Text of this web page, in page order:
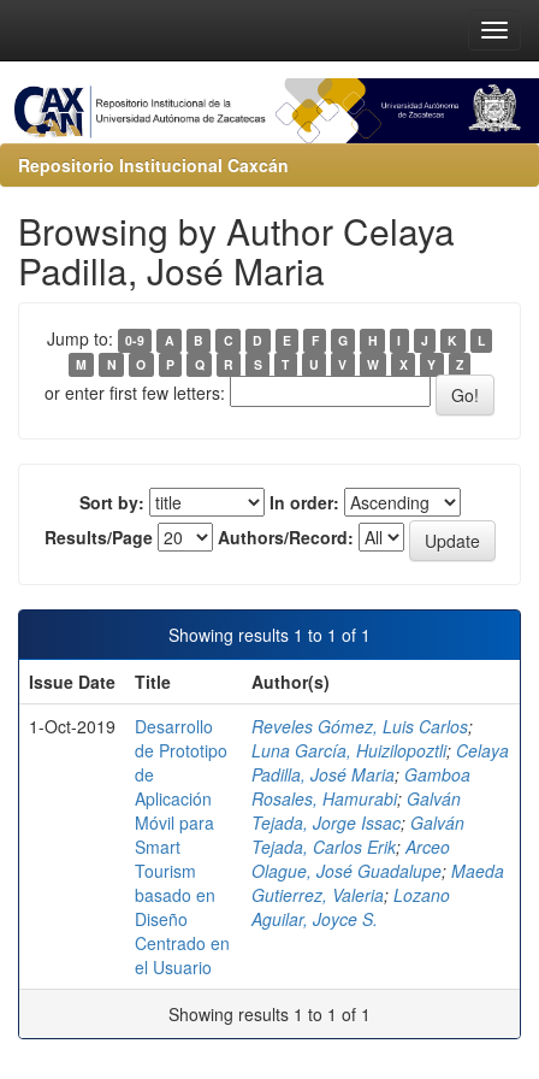
Repositorio Institucional Caxcán
Browsing by Author Celaya
Padilla, José Maria
Jump to: 0-9 A B C D E F G H I J K
L
M
N O P Q R S T U V W X Y Z
or enter first few letters:
Sort by:
In order:
Results/Page
Authors/Record:
Showing results 1 to 1 of 1
Issue Date
Title
Author(s)
1-Oct-2019
Desarrollo
de Prototipo
de
Aplicación
Móvil para
Smart
Tourism
basado en
Diseño
Centrado en
el Usuario
Reveles Gómez, Luis Carlos;
Luna García, Huizilopoztli; Celaya
Padilla, José Maria; Gamboa
Rosales, Hamurabi; Galván
Tejada, Jorge Issac; Galván
Tejada, Carlos Erik; Arceo
Olague, José Guadalupe; Maeda
Gutierrez, Valeria; Lozano
Aguilar, Joyce S.
Showing results 1 to 1 of 1